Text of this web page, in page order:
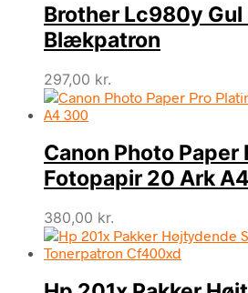
Brother Lc980y Gul
Blækpatron
297,00 kr.
Canon Photo Paper
Fotopapir 20 Ark
380,00 kr.